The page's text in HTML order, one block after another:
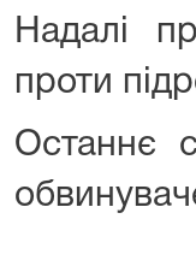
Надалі
проти
Останнє